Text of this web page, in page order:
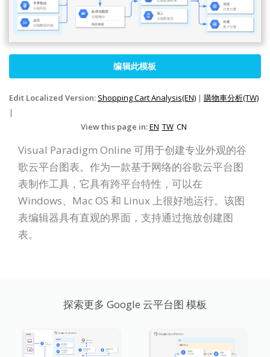
编辑此模板
Edit Localized Version: Shopping Cart Analysis(EN) | 購物車分析(TW)
|
View this page in:EN TW CN
Visual Paradigm Online 可用于创建专业外观的谷
歌云平台图表。作为一款基于网络的谷歌云平台图
表制作工具，它具有跨平台特性，可以在
Windows、Mac OS 和 Linux 上很好地运行。该图
表编辑器具有直观的界面，支持通过拖放创建图
表。
探索更多 Google 云平台图 模板